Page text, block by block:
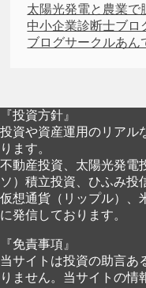
太陽光発電と農業で
中小企業診断士ブロ
ブログサークルあん
『投資方針』
投資や資産運用のリアル
ります。
不動産投資、太陽光発電
ソ）積立投資、ひふみ投
仮想通貨（リップル）、
に発信しております。
『免責事項』
当サイトは投資の助言あ
りません。当サイトの情